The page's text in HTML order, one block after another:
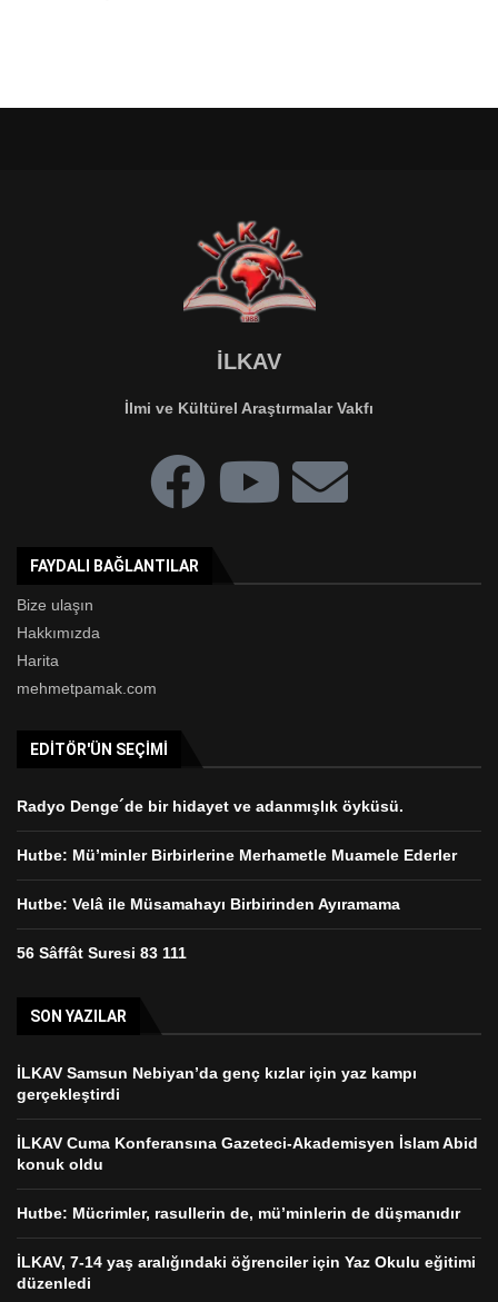
İLKAV
İlmi ve Kültürel Araştırmalar Vakfı
FAYDALI BAĞLANTILAR
Bize ulaşın
Hakkımızda
Harita
mehmetpamak.com
EDITÖR'ÜN SEÇIMI
Radyo Denge´de bir hidayet ve adanmışlık öyküsü.
Hutbe: Mü’minler Birbirlerine Merhametle Muamele Ederler
Hutbe: Velâ ile Müsamahayı Birbirinden Ayıramama
56 Sâffât Suresi 83 111
SON YAZILAR
İLKAV Samsun Nebiyan’da genç kızlar için yaz kampı
gerçekleştirdi
İLKAV Cuma Konferansına Gazeteci-Akademisyen İslam Abid
konuk oldu
Hutbe: Mücrimler, rasullerin de, mü’minlerin de düşmanıdır
İLKAV, 7-14 yaş aralığındaki öğrenciler için Yaz Okulu eğitimi
düzenledi